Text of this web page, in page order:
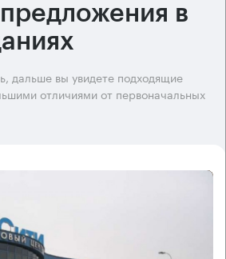
в
дальше вы увидете подходящие
отличиями от первоначальных